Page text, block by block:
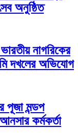
অনুষ্ঠিত
নাগরিকের
দখলের অভিযোগ
পূজা মন্ডপ
কর্মকর্তা